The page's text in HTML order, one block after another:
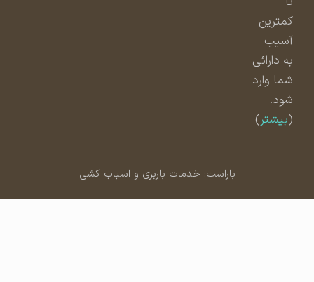
کمترین
آسیب
به دارائی
شما وارد
شود.
بیشتر)
باراست: خدمات باربری و اسباب کشی